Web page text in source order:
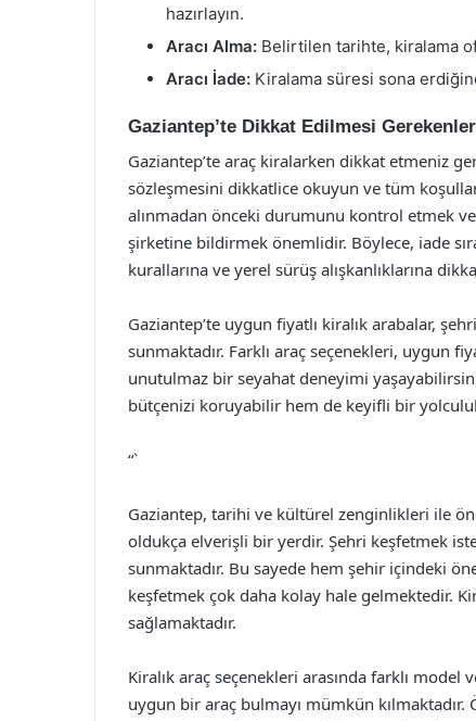
hazırlayın.
Aracı Alma: Belirtilen tarihte, kiralama
Aracı İade: Kiralama süresi sona
Gaziantep’te Dikkat Edilmesi Gerekenler
Gaziantep’te araç kiralarken dikkat etmeniz
sözleşmesini dikkatlice okuyun ve tüm
alınmadan önceki durumunu kontrol etmek
şirketine bildirmek önemlidir. Böylece, iade
kurallarına ve yerel sürüş alışkanlıklarına
Gaziantep’te uygun fiyatlı kiralık arabalar,
sunmaktadır. Farklı araç seçenekleri, uygun
unutulmaz bir seyahat deneyimi
bütçenizi koruyabilir hem de keyifli bir
“`
Gaziantep, tarihi ve kültürel zenginlikleri ile öne
oldukça elverişli bir yerdir. Şehri keşfetmek
sunmaktadır. Bu sayede hem şehir içindeki
keşfetmek çok daha kolay hale gelmektedir.
sağlamaktadır.
Kiralık araç seçenekleri arasında farklı
uygun bir araç bulmayı mümkün